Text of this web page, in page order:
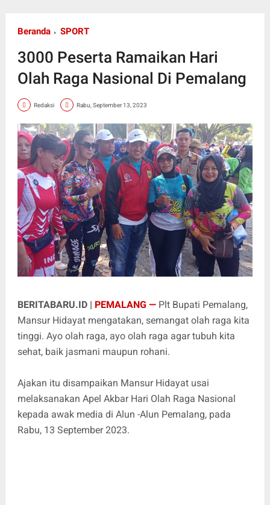
Beranda SPORT
3000 Peserta Ramaikan Hari
Olah Raga Nasional Di Pemalang
Redaksi Rabu, September 13, 2023
BERITABARU.ID | PEMALANG —Plt Bupati Pemalang,
Mansur Hidayat mengatakan, semangat olah raga kita
tinggi. Ayo olah raga, ayo olah raga agar tubuh kita
sehat, baik jasmani maupun rohani.
Ajakan itu disampaikan Mansur Hidayat usai
melaksanakan Apel Akbar Hari Olah Raga Nasional
kepada awak media di Alun -Alun Pemalang, pada
Rabu, 13 September 2023.